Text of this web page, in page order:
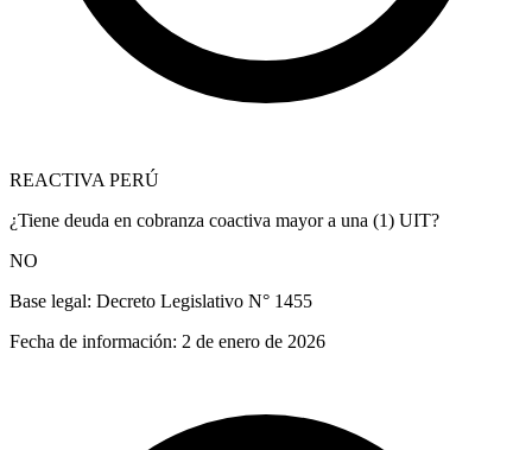
REACTIVA PERÚ
¿Tiene deuda en cobranza coactiva mayor a una (1) UIT?
NO
Base legal: Decreto Legislativo N° 1455
Fecha de información: 2 de enero de 2026